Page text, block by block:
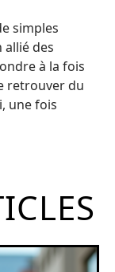
simples
allié des
à la fois
retrouver du
une fois